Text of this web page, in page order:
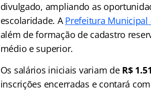
divulgado, ampliando as
escolaridade. APrefeitura Municipal
além de formação de cadastro
médio e superior.
Os salários iniciais variam de R$
inscrições encerradas e contará